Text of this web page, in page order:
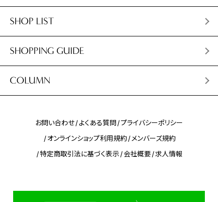
SHOP LIST
SHOPPING GUIDE
COLUMN
お問い合わせ よくある質問 プライバシーポリシー
オンラインショップ利用規約
メンバーズ規約
特定商取引法に基づく表示 会社概要 求人情報